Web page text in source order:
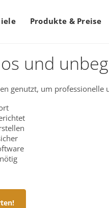
Produkte & Preise
und
genutzt, um professionelle